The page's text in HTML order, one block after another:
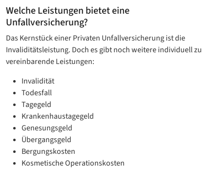
Welche Leistungen bietet eine
Unfallversicherung?
Das Kernstück einer Privaten Unfallversicherung ist die
Invaliditätsleistung. Doch es gibt noch weitere individuell zu
vereinbarende Leistungen:
Invalidität
Todesfall
Tagegeld
Krankenhaustagegeld
Genesungsgeld
Übergangsgeld
Bergungskosten
Kosmetische Operationskosten